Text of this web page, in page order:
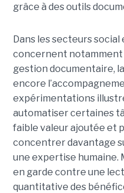
grâce à des outils
Dans les secteurs social
concernent notamment
gestion documentaire,
encore
expérimentations
automatiser certaines
faible valeur ajoutée et
concentrer davantage
une expertise humaine.
en garde contre une
quantitative des